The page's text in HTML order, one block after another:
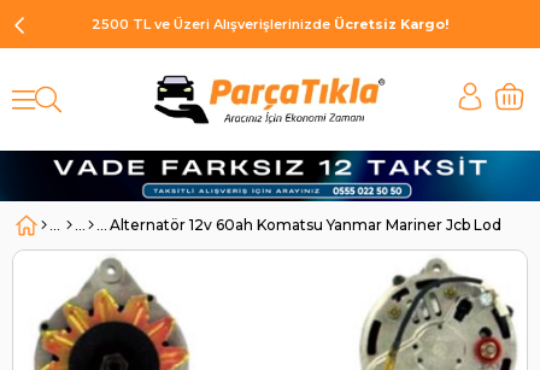
2500 TL ve Üzeri Alışverişlerinizde Ücretsiz Kargo!
Alternatör 12v 60ah Komatsu Yanmar Mariner Jcb Loder